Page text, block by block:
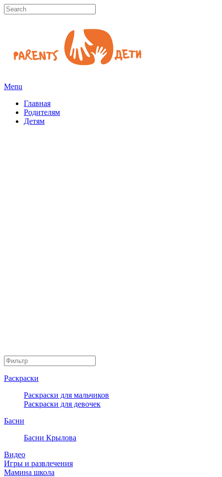
Menu
Главная
Родителям
Детям
Раскраски
Раскраски для мальчиков
Раскраски для девочек
Басни
Басни Крылова
Видео
Игры и развлечения
Мамина школа